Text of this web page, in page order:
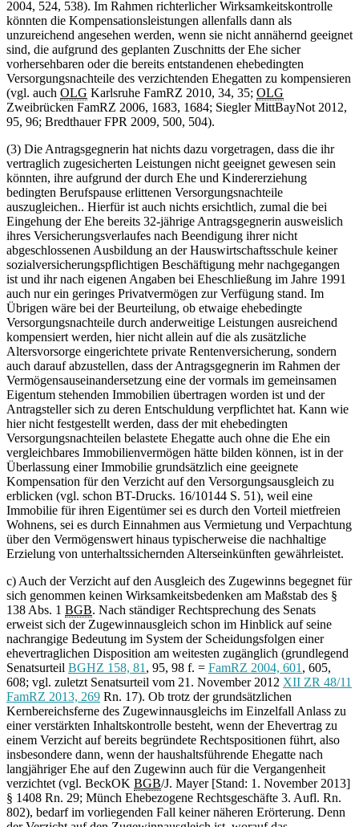
2004, 524, 538). Im Rahmen richterlicher Wirksamkeitskontrolle
könnten die Kompensationsleistungen allenfalls dann als
unzureichend angesehen werden, wenn sie nicht annähernd geeignet
sind, die aufgrund des geplanten Zuschnitts der Ehe sicher
vorhersehbaren oder die bereits entstandenen ehebedingten
Versorgungsnachteile des verzichtenden Ehegatten zu kompensieren
(vgl. auch OLG Karlsruhe FamRZ 2010, 34, 35; OLG
Zweibrücken FamRZ 2006, 1683, 1684; Siegler MittBayNot 2012,
95, 96; Bredthauer FPR 2009, 500, 504).
(3) Die Antragsgegnerin hat nichts dazu vorgetragen, dass die ihr
vertraglich zugesicherten Leistungen nicht geeignet gewesen sein
könnten, ihre aufgrund der durch Ehe und Kindererziehung
bedingten Berufspause erlittenen Versorgungsnachteile
auszugleichen.. Hierfür ist auch nichts ersichtlich, zumal die bei
Eingehung der Ehe bereits 32-jährige Antragsgegnerin ausweislich
ihres Versicherungsverlaufes nach Beendigung ihrer nicht
abgeschlossenen Ausbildung an der Hauswirtschaftsschule keiner
sozialversicherungspflichtigen Beschäftigung mehr nachgegangen
ist und ihr nach eigenen Angaben bei Eheschließung im Jahre 1991
auch nur ein geringes Privatvermögen zur Verfügung stand. Im
Übrigen wäre bei der Beurteilung, ob etwaige ehebedingte
Versorgungsnachteile durch anderweitige Leistungen ausreichend
kompensiert werden, hier nicht allein auf die als zusätzliche
Altersvorsorge eingerichtete private Rentenversicherung, sondern
auch darauf abzustellen, dass der Antragsgegnerin im Rahmen der
Vermögensauseinandersetzung eine der vormals im gemeinsamen
Eigentum stehenden Immobilien übertragen worden ist und der
Antragsteller sich zu deren Entschuldung verpflichtet hat. Kann wie
hier nicht festgestellt werden, dass der mit ehebedingten
Versorgungsnachteilen belastete Ehegatte auch ohne die Ehe ein
vergleichbares Immobilienvermögen hätte bilden können, ist in der
Überlassung einer Immobilie grundsätzlich eine geeignete
Kompensation für den Verzicht auf den Versorgungsausgleich zu
erblicken (vgl. schon BT-Drucks. 16/10144 S. 51), weil eine
Immobilie für ihren Eigentümer sei es durch den Vorteil mietfreien
Wohnens, sei es durch Einnahmen aus Vermietung und Verpachtung
über den Vermögenswert hinaus typischerweise die nachhaltige
Erzielung von unterhaltssichernden Alterseinkünften gewährleistet.
c) Auch der Verzicht auf den Ausgleich des Zugewinns begegnet für
sich genommen keinen Wirksamkeitsbedenken am Maßstab des §
138 Abs. 1 BGB. Nach ständiger Rechtsprechung des Senats
erweist sich der Zugewinnausgleich schon im Hinblick auf seine
nachrangige Bedeutung im System der Scheidungsfolgen einer
ehevertraglichen Disposition am weitesten zugänglich (grundlegend
Senatsurteil BGHZ 158, 81, 95, 98 f. = FamRZ 2004, 601, 605,
608; vgl. zuletzt Senatsurteil vom 21. November 2012 XII ZR 48/11
FamRZ 2013, 269 Rn. 17). Ob trotz der grundsätzlichen
Kernbereichsferne des Zugewinnausgleichs im Einzelfall Anlass zu
einer verstärkten Inhaltskontrolle besteht, wenn der Ehevertrag zu
einem Verzicht auf bereits begründete Rechtspositionen führt, also
insbesondere dann, wenn der haushaltsführende Ehegatte nach
langjähriger Ehe auf den Zugewinn auch für die Vergangenheit
verzichtet (vgl. BeckOK BGB/J. Mayer [Stand: 1. November 2013]
§ 1408 Rn. 29; Münch Ehebezogene Rechtsgeschäfte 3. Aufl. Rn.
802), bedarf im vorliegenden Fall keiner näheren Erörterung. Denn